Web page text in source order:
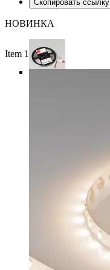
Скопировать ссылку
НОВИНКА
Item 1 of 3